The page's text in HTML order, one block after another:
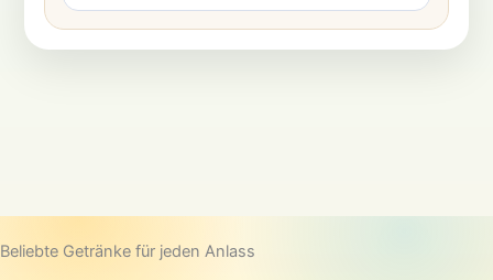
Beliebte Getränke für jeden Anlass